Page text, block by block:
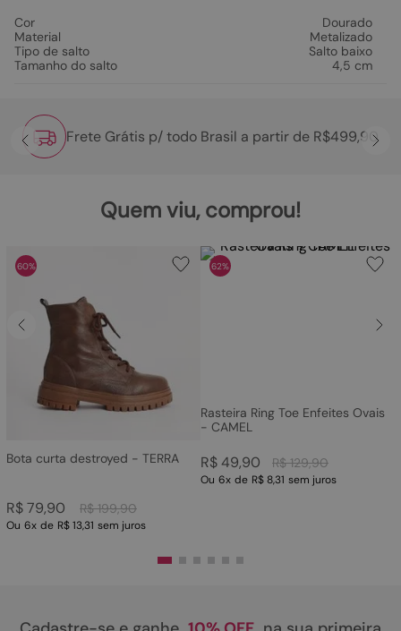
Cor
Dourado
Material
Metalizado
Tipo de salto
Salto baixo
Tamanho do salto
4,5 cm
Frete Grátis p/ todo Brasil a partir de R$499,90
Quem viu, comprou!
60%
Bota curta destroyed - TERRA
R$ 199,90
R$79,90
Ou 6x de R$ 13,31 sem juros
62%
Rasteira Ring Toe Enfeites Ovais
- CAMEL
R$ 129,90
R$49,90
Ou 6x de R$ 8,31 sem juros